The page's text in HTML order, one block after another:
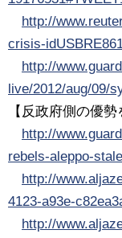
http://
crisis-
http://
live/2012/aug/09/
【反政府側の優
http://
rebels-aleppo-
http://
4123-a93e-
http://